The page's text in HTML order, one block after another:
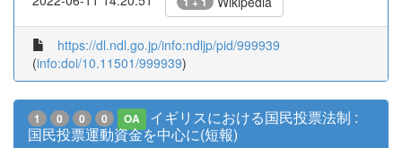
https://dl.ndl.go.jp/info:ndljp/pid/999939
(info:doi/10.11501/999939)
1 0 0 0 OA
イギリスにおける国民投票法制 :
国民投票運動資金を中心に(短報)